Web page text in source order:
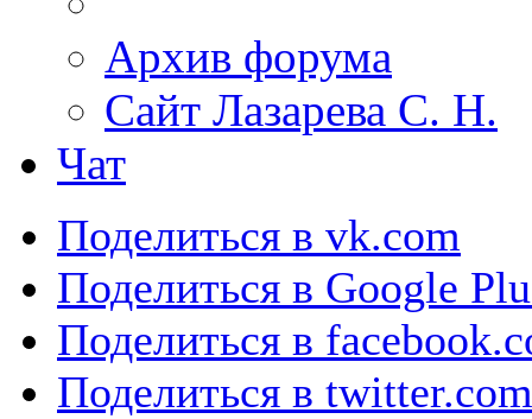
Архив форума
Сайт Лазарева С. Н.
Чат
Поделиться в vk.com
Поделиться в Google
Поделиться в
Поделиться в twitter.com